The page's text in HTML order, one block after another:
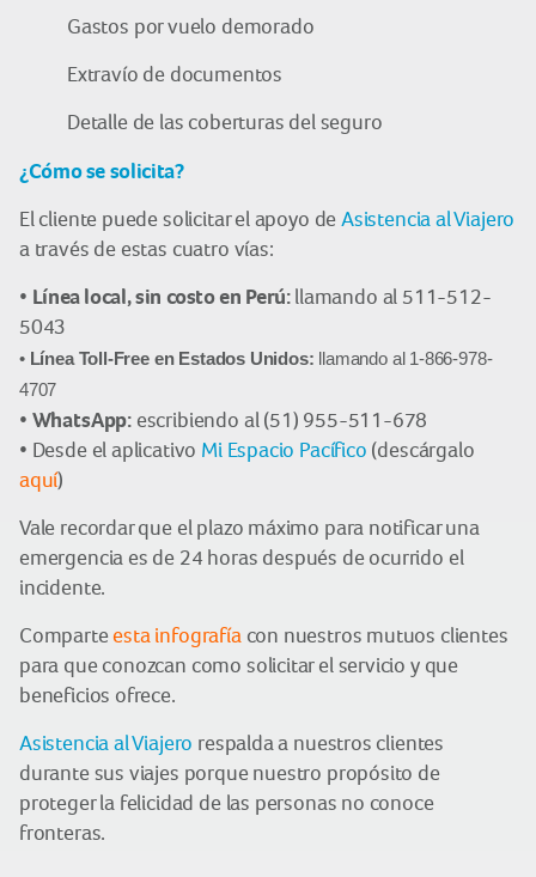
Gastos por vuelo demorado
Extravío de documentos
Detalle de las coberturas del seguro
¿Cómo se solicita?
El cliente puede solicitar el apoyo de Asistencia al Viajero
a través de estas cuatro vías:
• Línea local, sin costo en Perú: llamando al 511-512-
5043
• Línea Toll-Free en Estados Unidos:
llamando al 1-866-978-
4707
• WhatsApp: escribiendo al (51) 955-511-678
• Desde el aplicativo Mi Espacio Pacífico (descárgalo
aquí)
Vale recordar que el plazo máximo para notificar una
emergencia es de 24 horas después de ocurrido el
incidente.
Comparteesta infografíacon nuestros mutuos clientes
para que conozcan como solicitar el servicio y que
beneficios ofrece.
Asistencia al Viajero respalda a nuestros clientes
durante sus viajes porque nuestro propósito de
proteger la felicidad de las personas no conoce
fronteras.